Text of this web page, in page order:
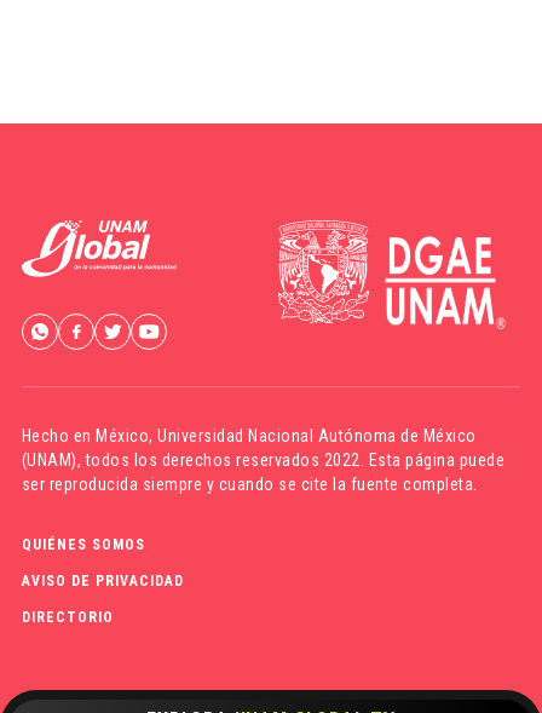
Hecho en México,Universidad Nacional Autónoma de México
(UNAM), todos los derechos reservados 2022. Esta página puede
ser reproducida siempre y cuando se cite la fuente completa.
QUIÉNES SOMOS
AVISO DE PRIVACIDAD
DIRECTORIO